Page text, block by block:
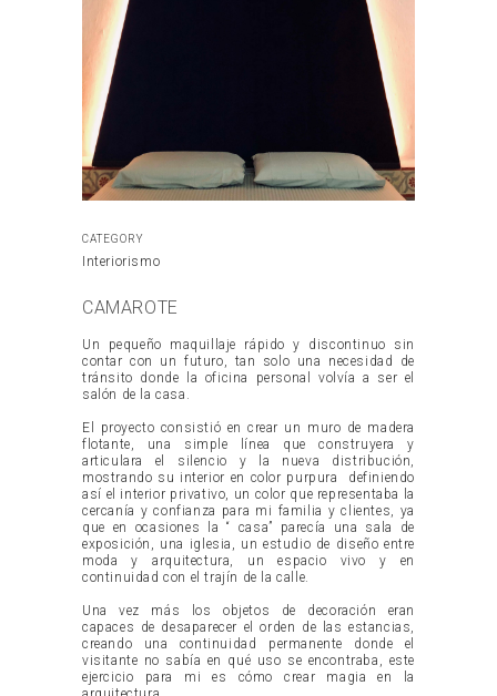
CATEGORY
Interiorismo
CAMAROTE
Un pequeño maquillaje rápido y discontinuo sin
contar con un futuro, tan solo una necesidad de
tránsito donde la oficina personal volvía a ser el
salón de la casa.
El proyecto consistió en crear un muro de madera
flotante, una simple línea que construyera y
articulara el silencio y la nueva distribución,
mostrando su interior en color purpura definiendo
así el interior privativo, un color que representaba la
cercanía y confianza para mi familia y clientes, ya
que en ocasiones la “ casa” parecía una sala de
exposición, una iglesia, un estudio de diseño entre
moda y arquitectura, un espacio vivo y en
continuidad con el trajín de la calle.
Una vez más los objetos de decoración eran
capaces de desaparecer el orden de las estancias,
creando una continuidad permanente donde el
visitante no sabía en qué uso se encontraba, este
ejercicio para mi es cómo crear magia en la